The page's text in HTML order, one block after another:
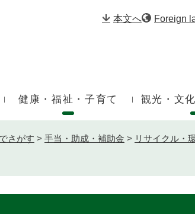
本文へ Foreign
ド
健康・福祉・子育て 観光・文
さがす > 手当・助成・補助金 > リサイクル・